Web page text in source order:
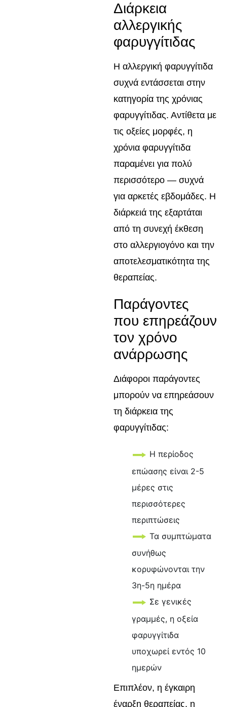
Διάρκεια
αλλεργικής
φαρυγγίτιδας
Η αλλεργική φαρυγγίτιδα
συχνά εντάσσεται στην
κατηγορία της χρόνιας
φαρυγγίτιδας. Αντίθετα με
τις οξείες μορφές, η
χρόνια φαρυγγίτιδα
παραμένει για πολύ
περισσότερο — συχνά
για αρκετές εβδομάδες. Η
διάρκειά της εξαρτάται
από τη συνεχή έκθεση
στο αλλεργιογόνο και την
αποτελεσματικότητα της
θεραπείας.
Παράγοντες
που επηρεάζουν
τον χρόνο
ανάρρωσης
Διάφοροι παράγοντες
μπορούν να επηρεάσουν
τη διάρκεια της
φαρυγγίτιδας:
Η περίοδος
επώασης είναι 2-5
μέρες στις
περισσότερες
περιπτώσεις
Τα συμπτώματα
συνήθως
κορυφώνονται την
3η-5η ημέρα
Σε γενικές
γραμμές, η οξεία
φαρυγγίτιδα
υποχωρεί εντός 10
ημερών
Επιπλέον, η έγκαιρη
έναρξη θεραπείας, η